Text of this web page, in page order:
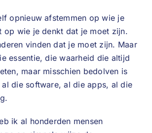
opnieuw afstemmen op wie je
op wie je denkt dat je moet zijn.
vinden dat je moet zijn. Maar
essentie, die waarheid die altijd
maar misschien bedolven is
die software, al die apps, al die
ik al honderden mensen